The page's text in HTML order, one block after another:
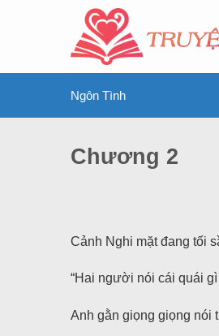
Ngôn Tình
Chương 2
Cảnh Nghi mặt đang tối
“Hai người nói cái quái gì
Anh gằn giọng giọng nói